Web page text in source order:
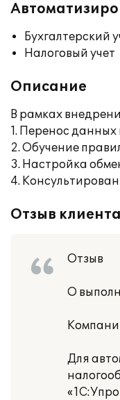
Бухгалтерский
Налоговый учет
Описание
В рамках
1. Перенос данных
2. Обучение
3. Настройка
4.
Отзыв клиента
Отзыв
О
Для